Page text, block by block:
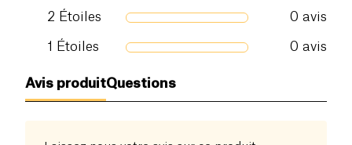
2 Étoiles 0 avis
1 Étoiles 0 avis
Avis produitQuestions